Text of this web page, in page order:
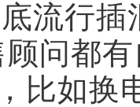
流行
问都
比如换